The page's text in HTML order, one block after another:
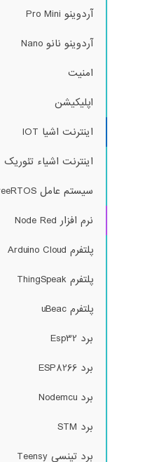
آردوینو Pro Mini
آردوینو نانو Nano
امنیت
اپلیکیشن
اینترنت اشیا IOT
اینترنت اشیاء تئوریک
سیستم عامل FreeRTOS
نرم افزار Node Red
پلتفرم Arduino Cloud
پلتفرم ThingSpeak
پلتفرم uBeac
برد Esp32
برد ESP8266
برد Nodemcu
برد STM
برد تینسی Teensy